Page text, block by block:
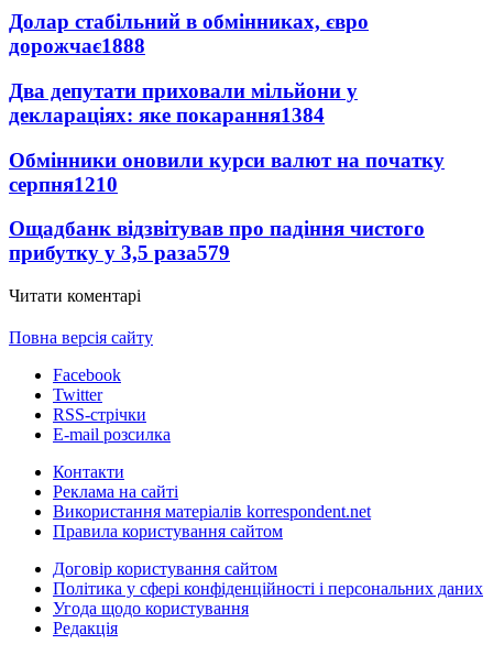
Долар стабільний в обмінниках, євро
дорожчає1888
Два депутати приховали мільйони у
деклараціях: яке покарання1384
Обмінники оновили курси валют на початку
серпня1210
Ощадбанк відзвітував про падіння чистого
прибутку у 3,5 раза579
Читати коментарі
Повна версія сайту
Facebook
Twitter
RSS-стрічки
E-mail розсилка
Контакти
Реклама на сайті
Використання матеріалів korrespondent.net
Правила користування сайтом
Договір користування сайтом
Політика у сфері конфіденційності і персональних даних
Угода щодо користування
Редакція